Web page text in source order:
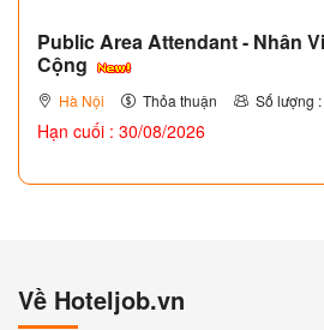
Public Area Attendant - Nhân
Cộng
Hà Nội Thỏa thuận Số lượng :
Hạn cuối : 30/08/2026
Về Hoteljob.vn